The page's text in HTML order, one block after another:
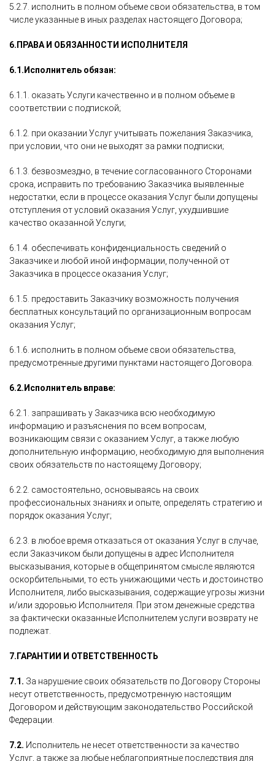
5.2.7. исполнить в полном объеме свои обязательства, в том
числе указанные в иных разделах настоящего Договора;
6. ПРАВА И ОБЯЗАННОСТИ ИСПОЛНИТЕЛЯ
6.1. Исполнитель обязан:
6.1.1. оказать Услуги качественно и в полном объеме в
соответствии с подпиской;
6.1.2. при оказании Услуг учитывать пожелания Заказчика,
при условии, что они не выходят за рамки подписки;
6.1.3. безвозмездно, в течение согласованного Сторонами
срока, исправить по требованию Заказчика выявленные
недостатки, если в процессе оказания Услуг были допущены
отступления от условий оказания Услуг, ухудшившие
качество оказанной Услуги;
6.1.4. обеспечивать конфиденциальность сведений о
Заказчике и любой иной информации, полученной от
Заказчика в процессе оказания Услуг;
6.1.5. предоставить Заказчику возможность получения
бесплатных консультаций по организационным вопросам
оказания Услуг;
6.1.6. исполнить в полном объеме свои обязательства,
предусмотренные другими пунктами настоящего Договора.
6.2. Исполнитель вправе:
6.2.1. запрашивать у Заказчика всю необходимую
информацию и разъяснения по всем вопросам,
возникающим связи с оказанием Услуг, а также любую
дополнительную информацию, необходимую для выполнения
своих обязательств по настоящему Договору;
6.2.2. самостоятельно, основываясь на своих
профессиональных знаниях и опыте, определять стратегию и
порядок оказания Услуг;
6.2.3. в любое время отказаться от оказания Услуг в случае,
если Заказчиком были допущены в адрес Исполнителя
высказывания, которые в общепринятом смысле являются
оскорбительными, то есть унижающими честь и достоинство
Исполнителя, либо высказывания, содержащие угрозы жизни
и/или здоровью Исполнителя. При этом денежные средства
за фактически оказанные Исполнителем услуги возврату не
подлежат.
7. ГАРАНТИИ И ОТВЕТСТВЕННОСТЬ
7.1. За нарушение своих обязательств по Договору Стороны
несут ответственность, предусмотренную настоящим
Договором и действующим законодательство Российской
Федерации.
7.2. Исполнитель не несет ответственности за качество
Услуг, а также за любые неблагоприятные последствия для